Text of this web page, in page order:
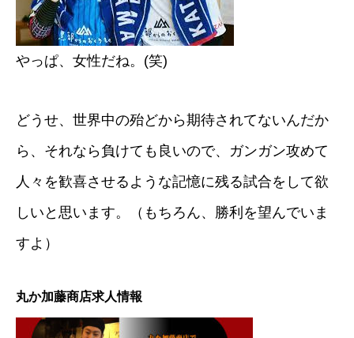
やっぱ、女性だね。(笑)
どうせ、世界中の殆どから期待されてないんだか
ら、それなら負けても良いので、ガンガン攻めて
人々を歓喜させるような記憶に残る試合をして欲
しいと思います。（もちろん、勝利を望んでいま
すよ）
丸か加藤商店求人情報